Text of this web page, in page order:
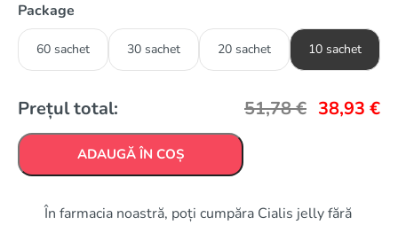
Package
60 sachet 30 sachet 20 sachet 10 sachet
Prețul total: 51,78€ 38,93 €
ADAUGĂ ÎN COȘ
În farmacia noastră, poți cumpăra Cialis jelly fără